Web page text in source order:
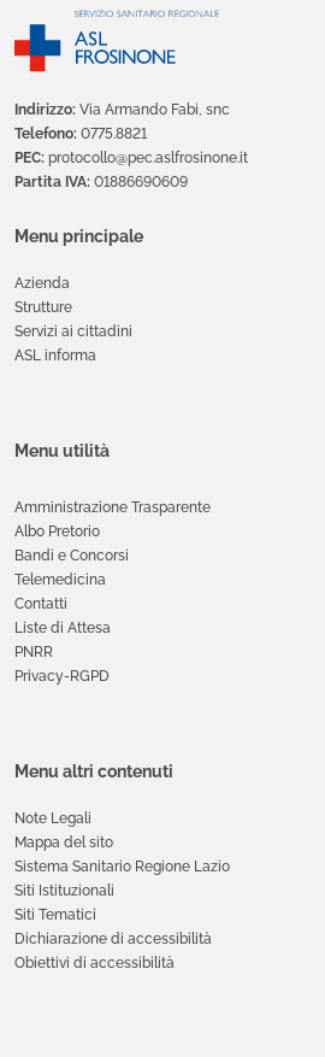
Indirizzo: Via Armando Fabi, snc
Telefono: 0775.8821
PEC: protocollo@pec.aslfrosinone.it
Partita IVA: 01886690609
Menu principale
Azienda
Strutture
Servizi ai cittadini
ASL informa
Menu utilità
Amministrazione Trasparente
Albo Pretorio
Bandi e Concorsi
Telemedicina
Contatti
Liste di Attesa
PNRR
Privacy-RGPD
Menu altri contenuti
Note Legali
Mappa del sito
Sistema Sanitario Regione Lazio
Siti Istituzionali
Siti Tematici
Dichiarazione di accessibilità
Obiettivi di accessibilità